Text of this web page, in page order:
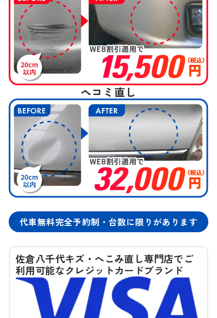
ヘコミ直し
代車無料完全予約制・台数に限りがあります
佐倉八千代キズ・へこみ直し専門店でご
利用可能なクレジットカードブランド